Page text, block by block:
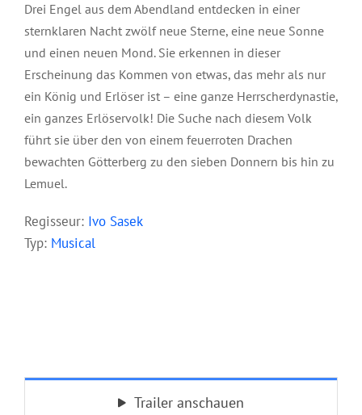
Drei Engel aus dem Abendland entdecken in einer
sternklaren Nacht zwölf neue Sterne, eine neue Sonne
und einen neuen Mond. Sie erkennen in dieser
Erscheinung das Kommen von etwas, das mehr als nur
ein König und Erlöser ist – eine ganze Herrscherdynastie,
ein ganzes Erlöservolk! Die Suche nach diesem Volk
führt sie über den von einem feuerroten Drachen
bewachten Götterberg zu den sieben Donnern bis hin zu
Lemuel.
Regisseur: Ivo Sasek
Typ: Musical
Trailer anschauen